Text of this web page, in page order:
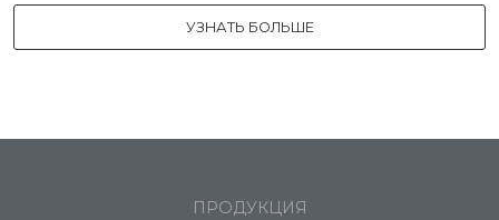
УЗНАТЬ БОЛЬШЕ
ПРОДУКЦИЯ